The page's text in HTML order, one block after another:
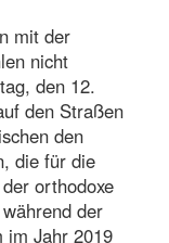
mit der
nicht
den 12.
den Straßen
den
die für die
orthodoxe
der
im Jahr 2019